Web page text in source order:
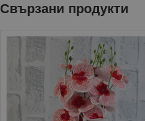
Свързани продукти